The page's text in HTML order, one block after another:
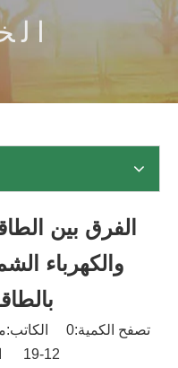
الفرق بين
والكهرباء
تصفح الكمية:0
12-19 المنشأ: